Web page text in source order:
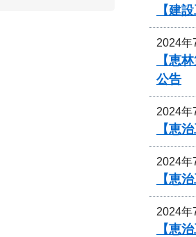
【建
2024年
【恵
公告
2024年
【恵
2024年
【恵
2024年
【恵